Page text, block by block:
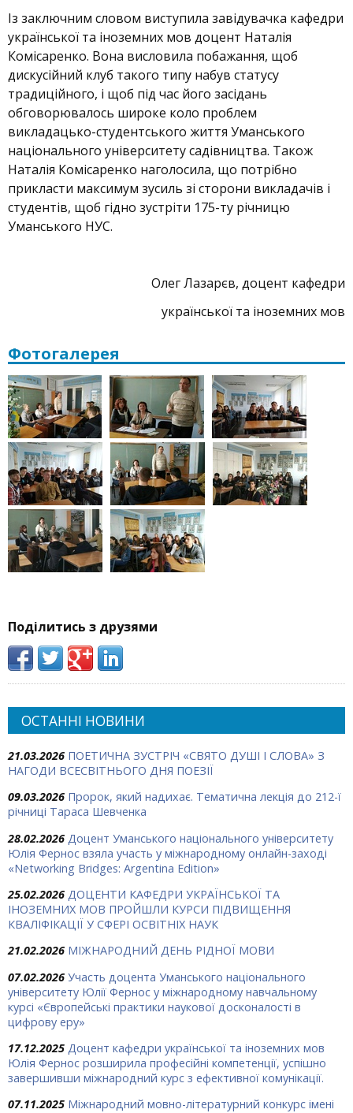
Із заключним словом виступила завідувачка кафедри
української та іноземних мов доцент Наталія
Комісаренко. Вона висловила побажання, щоб
дискусійний клуб такого типу набув статусу
традиційного, і щоб під час його засідань
обговорювалось широке коло проблем
викладацько-студентського життя Уманського
національного університету садівництва. Також
Наталія Комісаренко наголосила, що потрібно
прикласти максимум зусиль зі сторони викладачів і
студентів, щоб гідно зустріти 175-ту річницю
Уманського НУС.
Олег Лазарєв, доцент кафедри
української та іноземних мов
Фотогалерея
Поділитись з друзями
ОСТАННІ НОВИНИ
21.03.2026 ПОЕТИЧНА ЗУСТРІЧ «СВЯТО ДУШІ І СЛОВА» З
НАГОДИ ВСЕСВІТНЬОГО ДНЯ ПОЕЗІЇ
09.03.2026 Пророк, який надихає. Тематична лекція до 212-ї
річниці Тараса Шевченка
28.02.2026 Доцент Уманського національного університету
Юлія Фернос взяла участь у міжнародному онлайн-заході
«Networking Bridges: Argentina Edition»
25.02.2026 ДОЦЕНТИ КАФЕДРИ УКРАЇНСЬКОЇ ТА
ІНОЗЕМНИХ МОВ ПРОЙШЛИ КУРСИ ПІДВИЩЕННЯ
КВАЛІФІКАЦІЇ У СФЕРІ ОСВІТНІХ НАУК
21.02.2026 МІЖНАРОДНИЙ ДЕНЬ РІДНОЇ МОВИ
07.02.2026 Участь доцента Уманського національного
університету Юлії Фернос у міжнародному навчальному
курсі «Європейські практики наукової досконалості в
цифрову еру»
17.12.2025 Доцент кафедри української та іноземних мов
Юлія Фернос розширила професійні компетенції, успішно
завершивши міжнародний курс з ефективної комунікації.
07.11.2025 Міжнародний мовно-літературний конкурс імені